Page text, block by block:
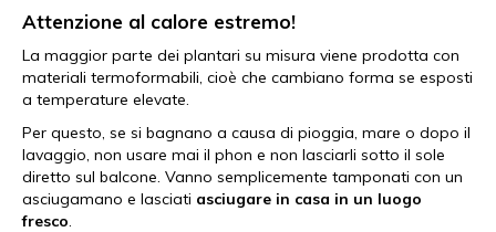
Attenzione al calore estremo!
La maggior parte dei plantari su misura viene prodotta con
materiali termoformabili, cioè che cambiano forma se esposti
a temperature elevate.
Per questo, se si bagnano a causa di pioggia, mare o dopo il
lavaggio, non usare mai il phon e non lasciarli sotto il sole
diretto sul balcone. Vanno semplicemente tamponati con un
asciugamano e lasciati asciugare in casa in un luogo
fresco.